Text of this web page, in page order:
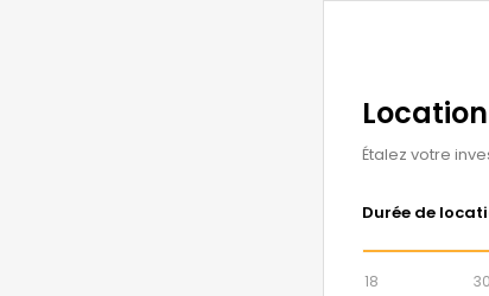
Étalez votre
Durée de
18 30